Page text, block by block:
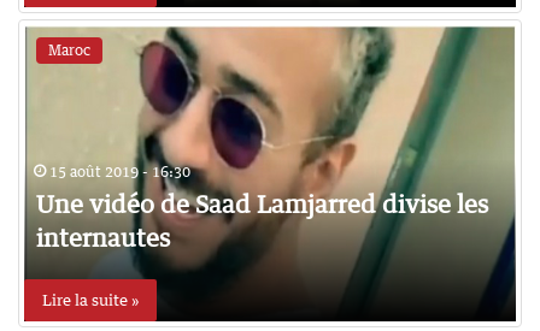
Maroc
15 août 2019 - 16:30
Une vidéo de Saad Lamjarred divise les
internautes
Lire la suite »